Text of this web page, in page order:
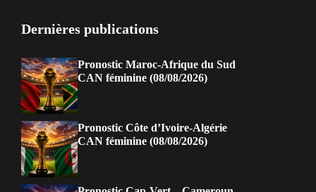
Dernières publications
Pronostic Maroc-Afrique du Sud
CAN féminine (08/08/2026)
Pronostic Côte d’Ivoire-Algérie
CAN féminine (08/08/2026)